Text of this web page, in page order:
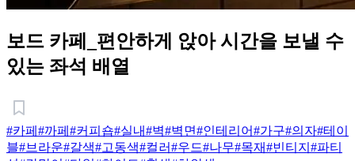
보드 카페_편안하게 앉아 시간을 보낼 수
있는 좌석 배열
#카페 #까페 #커피숍#실내#벽#벽면#인테리어#가구#의자#테이
블#브라운#갈색#고동색#컬러#우드#나무#목재#빈티지 #파티